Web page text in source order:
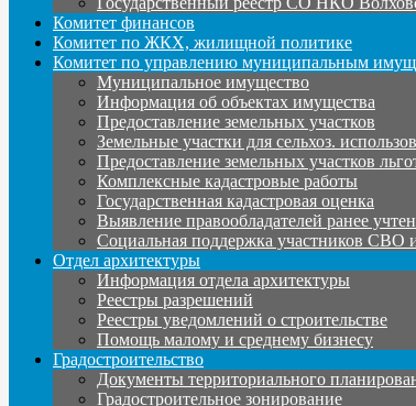
Комитет финансов
Комитет по ЖКХ, жилищной политике
Комитет по управлению муниципальным
Муниципальное имущество
Информация об объектах имущества
Предоставление земельных участков
Земельные участки для сельхоз.
Предоставление земельных участков
Комплексные кадастровые работы
Государственная кадастровая оценка
Выявление правообладателей ранее
Социальная поддержка участников СВО
Отдел архитектуры
Информация отдела архитектуры
Реестры разрешений
Реестры уведомлений о строительстве
Помощь малому и среднему бизнесу
Градостроительство
Документы территориального
Градостроительное зонирование